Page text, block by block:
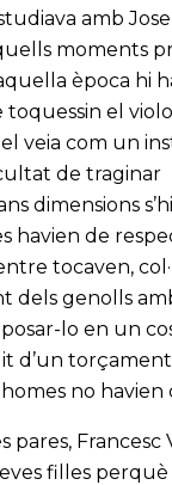
amb
moments
època hi
el
veia com un
de traginar
dimensions
havien de
tocaven,
dels genolls
lo en un
d’un torçament
no havien
pares, Francesc
filles perquè